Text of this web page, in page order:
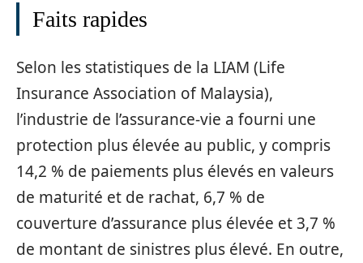
Faits rapides
Selon les statistiques de la LIAM (Life
Insurance Association of Malaysia),
l’industrie de l’assurance-vie a fourni une
protection plus élevée au public, y compris
14,2 % de paiements plus élevés en valeurs
de maturité et de rachat, 6,7 % de
couverture d’assurance plus élevée et 3,7 %
de montant de sinistres plus élevé. En outre,